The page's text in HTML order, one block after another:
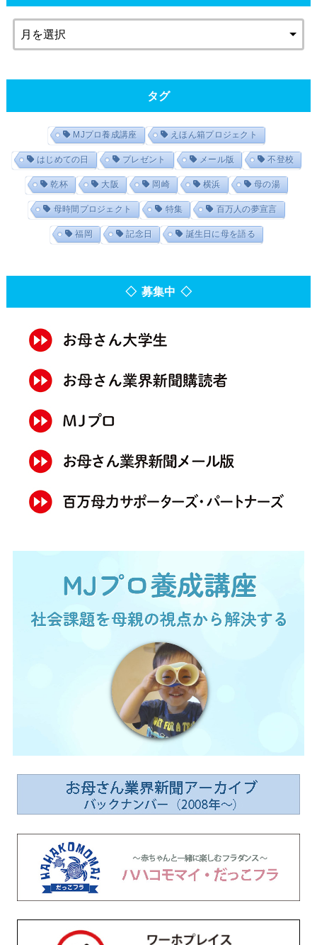
タグ
MJプロ養成講座 えほん箱プロジェクト
はじめての日 プレゼント メール版 不登校
乾杯 大阪 岡崎 横浜 母の湯
母時間プロジェクト 特集 百万人の夢宣言
福岡 記念日 誕生日に母を語る
◇ 募集中 ◇